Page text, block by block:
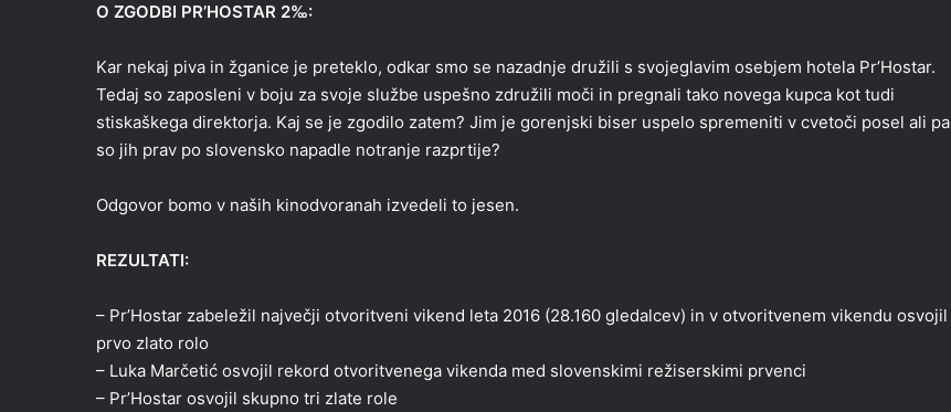
O ZGODBI PR’HOSTAR 2‰:
Kar nekaj piva in žganice je preteklo, odkar smo se nazadnje družili s svojeglavim osebjem hotela Pr’Hostar.
Tedaj so zaposleni v boju za svoje službe uspešno združili moči in pregnali tako novega kupca kot tudi
stiskaškega direktorja. Kaj se je zgodilo zatem? Jim je gorenjski biser uspelo spremeniti v cvetoči posel ali pa
so jih prav po slovensko napadle notranje razprtije?
Odgovor bomo v naših kinodvoranah izvedeli to jesen.
REZULTATI:
– Pr’Hostar zabeležil največji otvoritveni vikend leta 2016 (28.160 gledalcev) in v otvoritvenem vikendu osvojil
prvo zlato rolo
– Luka Marčetić osvojil rekord otvoritvenega vikenda med slovenskimi režiserskimi prvenci
– Pr’Hostar osvojil skupno tri zlate role